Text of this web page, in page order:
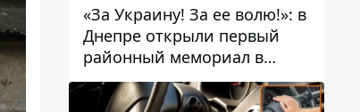
«За Украину! За ее волю!»: в
Днепре открыли первый
районный мемориал в
честь погибших
Защитников